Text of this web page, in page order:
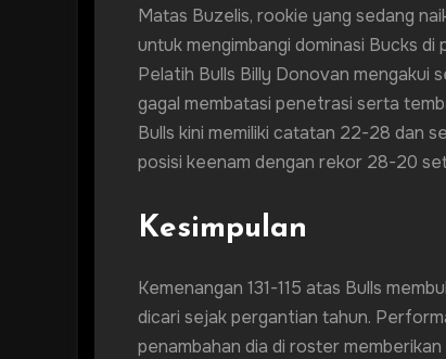
Matas Buzelis, rookie yang sedang
untuk mengimbangi dominasi Bucks
Pelatih Bulls Billy Donovan mengakui
gagal membatasi penetrasi serta
Bulls kini memiliki catatan 22-28 dan
posisi keenam dengan rekor 28-20
Kesimpulan
Kemenangan 131-115 atas Bulls
dicari sejak pergantian tahun.
penambahan dia di roster